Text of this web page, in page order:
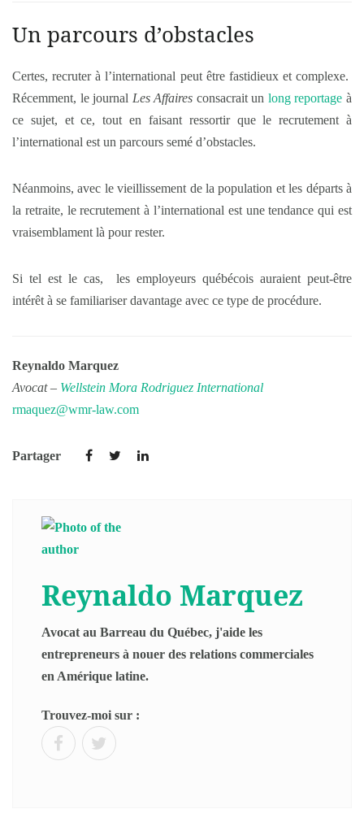
Un parcours d’obstacles
Certes, recruter à l’international peut être fastidieux et complexe.
Récemment, le journal Les Affaires consacrait un long reportage à
ce sujet, et ce, tout en faisant ressortir que le recrutement à
l’international est un parcours semé d’obstacles.
Néanmoins, avec le vieillissement de la population et les départs à
la retraite, le recrutement à l’international est une tendance qui est
vraisemblament là pour rester.
Si tel est le cas, les employeurs québécois auraient peut-être
intérêt à se familiariser davantage avec ce type de procédure.
Reynaldo Marquez
Avocat – Wellstein Mora Rodriguez International
rmaquez@wmr-law.com
Partager
Reynaldo Marquez
Avocat au Barreau du Québec, j'aide les
entrepreneurs à nouer des relations commerciales
en Amérique latine.
Trouvez-moi sur :